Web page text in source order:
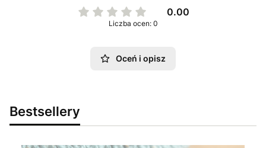
0.00
Liczba ocen: 0
Oceń i opisz
Bestsellery